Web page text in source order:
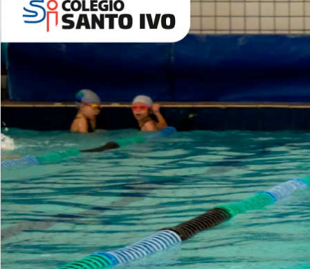
ALUNOS NOVOS
Entre em Contato
INSTITUCIONAL